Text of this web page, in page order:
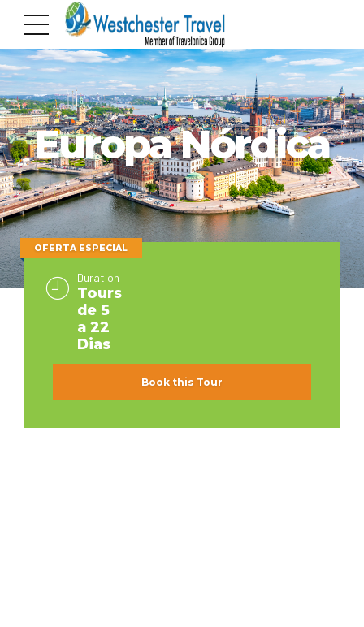
Europa Nórdica
OFERTA ESPECIAL
Duration
Tours
de 5
a 22
Dias
Book this Tour